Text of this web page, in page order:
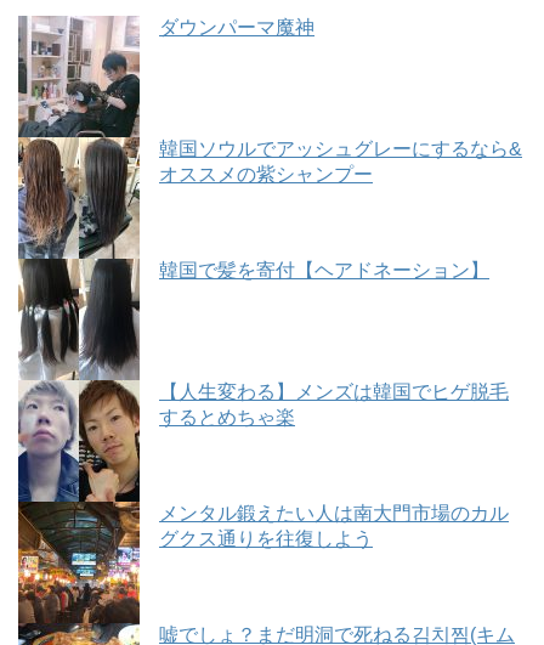
ダウンパーマ魔神
韓国ソウルでアッシュグレーにするなら&
オススメの紫シャンプー
韓国で髪を寄付【ヘアドネーション】
【人生変わる】メンズは韓国でヒゲ脱毛
するとめちゃ楽
メンタル鍛えたい人は南大門市場のカル
グクス通りを往復しよう
嘘でしょ？まだ明洞で死ねる김치찜(キム